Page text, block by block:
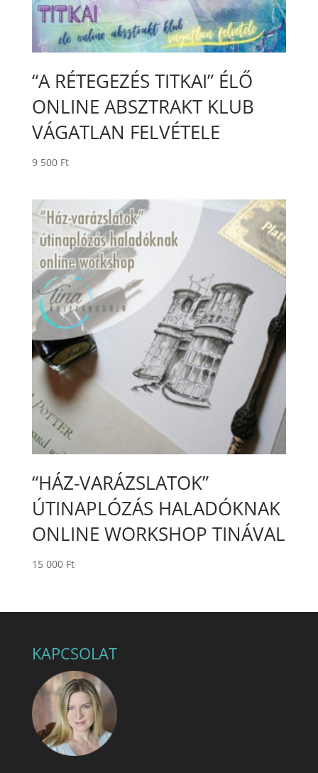
“A RÉTEGEZÉS TITKAI” ÉLŐ
ONLINE ABSZTRAKT KLUB
VÁGATLAN FELVÉTELE
9 500 Ft
“HÁZ-VARÁZSLATOK”
ÚTINAPLÓZÁS HALADÓKNAK
ONLINE WORKSHOP TINÁVAL
15 000 Ft
KAPCSOLAT